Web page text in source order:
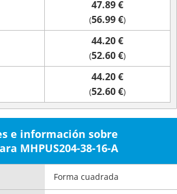
47.89 €
(56.99 €)
44.20 €
(52.60 €)
44.20 €
(52.60 €)
e información sobre
MHPUS204-38-16-A
Forma cuadrada